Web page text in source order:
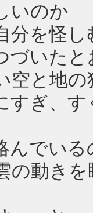
いのか
分を怪し
づいたと
空と地の
すぎ、す
んでい
の動きを